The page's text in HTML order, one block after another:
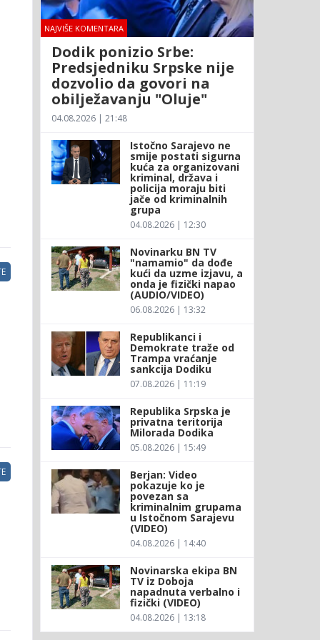
NAJVIŠE KOMENTARA
Dodik ponizio Srbe:
Predsjedniku Srpske nije
dozvolio da govori na
obilježavanju "Oluje"
04.08.2026 | 21:48
Istočno Sarajevo ne
smije postati sigurna
kuća za organizovani
kriminal, država i
policija moraju biti
jače od kriminalnih
grupa
04.08.2026 | 12:30
Novinarku BN TV
"namamio" da dođe
kući da uzme izjavu, a
onda je fizički napao
(AUDIO/VIDEO)
06.08.2026 | 13:32
Republikanci i
Demokrate traže od
Trampa vraćanje
sankcija Dodiku
07.08.2026 | 11:19
Republika Srpska je
privatna teritorija
Milorada Dodika
05.08.2026 | 15:49
Berjan: Video
pokazuje ko je
povezan sa
kriminalnim grupama
u Istočnom Sarajevu
(VIDEO)
04.08.2026 | 14:40
Novinarska ekipa BN
TV iz Doboja
napadnuta verbalno i
fizički (VIDEO)
04.08.2026 | 13:18